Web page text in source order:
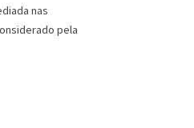
nas
pela